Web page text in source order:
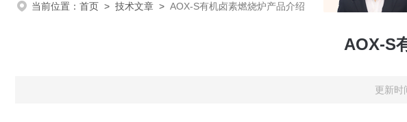
当前位置： 首页 > 技术文章 > AOX-S有机卤素燃烧炉产品介绍
AOX-S
更新